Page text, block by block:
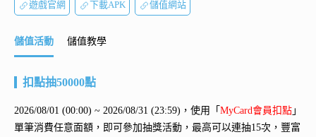
遊戲官網 下載APK 儲值網站
儲值活動 儲值教學
扣點抽50000點
2026/08/01 (00:00) ~ 2026/08/31 (23:59)，使用「 MyCard會員扣點 」
單筆消費任意面額，即可參加抽獎活動，最高可以連抽15次，豐富